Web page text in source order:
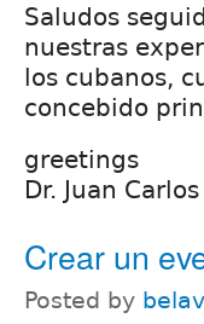
Saludos
nuestras
los cubanos,
concebido
greetings
Dr. Juan
Crear un
Posted by